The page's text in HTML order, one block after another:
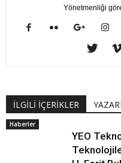
Yönetmenliği
İLGİLİ İÇERİKLER
Haberler
YEO